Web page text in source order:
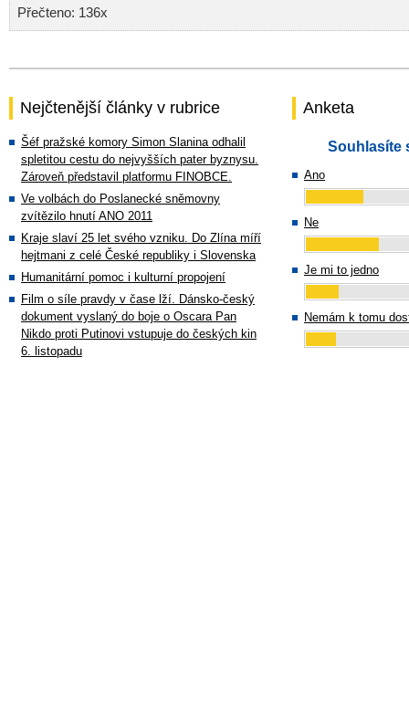
Přečteno: 136x
Nejčtenější články v rubrice
Šéf pražské komory Simon Slanina odhalil
spletitou cestu do nejvyšších pater byznysu.
Zároveň představil platformu FINOBCE.
Ve volbách do Poslanecké sněmovny
zvítězilo hnutí ANO 2011
Kraje slaví 25 let svého vzniku. Do Zlína míří
hejtmani z celé České republiky i Slovenska
Humanitární pomoc i kulturní propojení
Film o síle pravdy v čase lží. Dánsko-český
dokument vyslaný do boje o Oscara Pan
Nikdo proti Putinovi vstupuje do českých kin
6. listopadu
Anketa
Souhlasíte
Ano
Ne
Je mi to jedno
Nemám k tomu